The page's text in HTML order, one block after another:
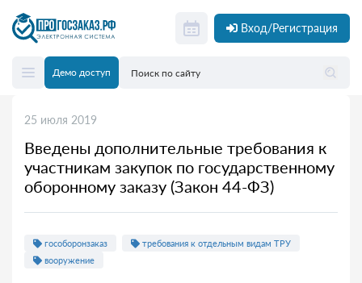
Вход/Регистрация
Демо доступ
25 июля 2019
Введены дополнительные требования к
участникам закупок по государственному
оборонному заказу (Закон 44-ФЗ)
гособоронзаказ
требования к отдельным видам ТРУ
вооружение